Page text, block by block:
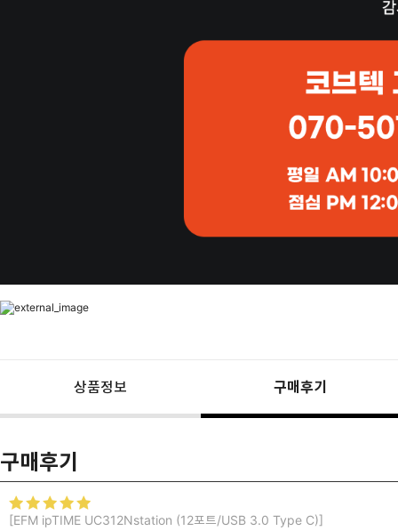
상품정보 구매후기
구매후기
[EFM ipTIME UC312Nstation (12포트/USB 3.0 Type C)]